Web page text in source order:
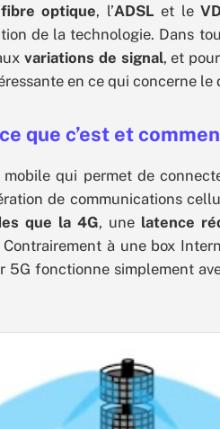
fibre optique, l’ADSL et le
de la technologie. Dans
variations de signal, et
en ce qui concerne le
que c’est et
qui permet de
de communications
que la 4G, une latence
à une box
5G fonctionne simplement